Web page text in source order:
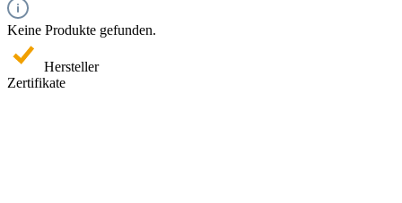
Keine Produkte gefunden.
Hersteller
Zertifikate